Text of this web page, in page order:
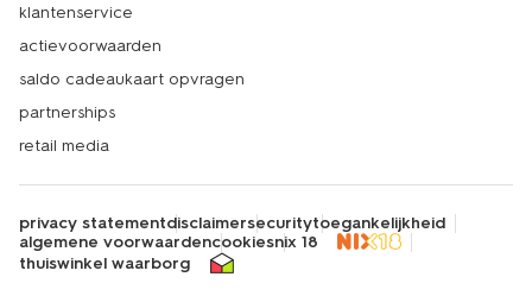
klantenservice
actievoorwaarden
saldo cadeaukaart opvragen
partnerships
retail media
privacy statementdisclaimersecuritytoegankelijkheid
algemene voorwaardencookiesnix 18
thuiswinkel waarborg